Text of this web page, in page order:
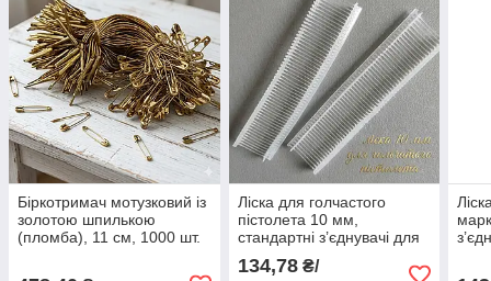
Біркотримач мотузковий із
золотою шпилькою
(пломба), 11 см, 1000 шт.
Ліска для голчастого
пістолета 10 мм,
стандартні з’єднувачі для
134,78₴/